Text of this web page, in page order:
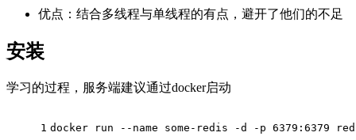
优点：结合多线程与单线程的有点，避开了他们的不足
安装
学习的过程，服务端建议通过docker启动
1 docker run --name some-redis -d -p 6379:6379